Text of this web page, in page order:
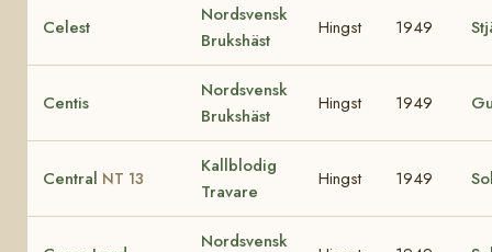
Celest
Nordsvensk
Brukshäst
Hingst 1949
Centis
Nordsvensk
Brukshäst
Hingst 1949
Central NT 13
Kallblodig
Travare
Hingst 1949
Nordsvensk